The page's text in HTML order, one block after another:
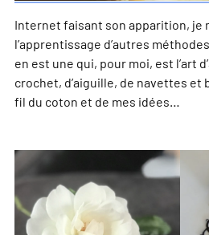
Internet faisant son apparition, je
l’apprentissage d’autres
en est une qui, pour moi, est l’art
crochet, d’aiguille, de navettes et
fil du coton et de mes idées…